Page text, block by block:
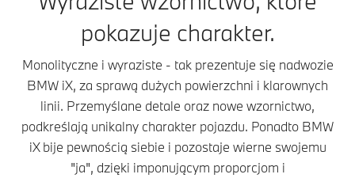
pokazuje charakter.
Monolityczne i wyraziste - tak prezentuje się nadwozie
BMW iX, za sprawą dużych powierzchni i klarownych
linii. Przemyślane detale oraz nowe wzornictwo,
podkreślają unikalny charakter pojazdu. Ponadto BMW
iX bije pewnością siebie i pozostaje wierne swojemu
"ja", dzięki imponującym proporcjom i